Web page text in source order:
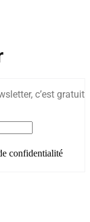
c’est gratuit
confidentialité